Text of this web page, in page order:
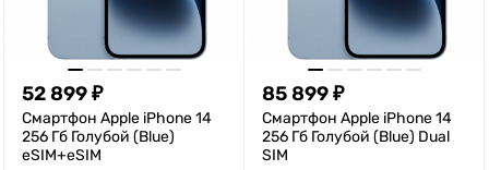
52 899₽
Смартфон Apple iPhone 14
256 Гб Голубой (Blue)
eSIM+eSIM
85 899₽
Смартфон Apple iPhone 14
256 Гб Голубой (Blue) Dual
SIM